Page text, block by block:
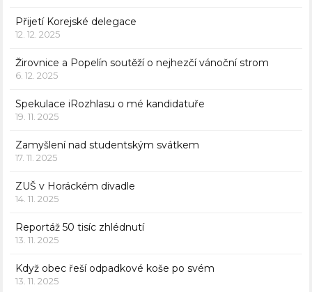
Přijetí Korejské delegace
12. 12. 2025
Žirovnice a Popelín soutěží o nejhezčí vánoční strom
6. 12. 2025
Spekulace iRozhlasu o mé kandidatuře
19. 11. 2025
Zamyšlení nad studentským svátkem
17. 11. 2025
ZUŠ v Horáckém divadle
14. 11. 2025
Reportáž 50 tisíc zhlédnutí
13. 11. 2025
Když obec řeší odpadkové koše po svém
13. 11. 2025